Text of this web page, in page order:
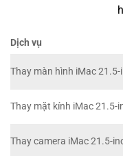
Dịch vụ
Thay màn hình iMac 21.5-
Thay mặt kính iMac 21.5-
Thay camera iMac 21.5-